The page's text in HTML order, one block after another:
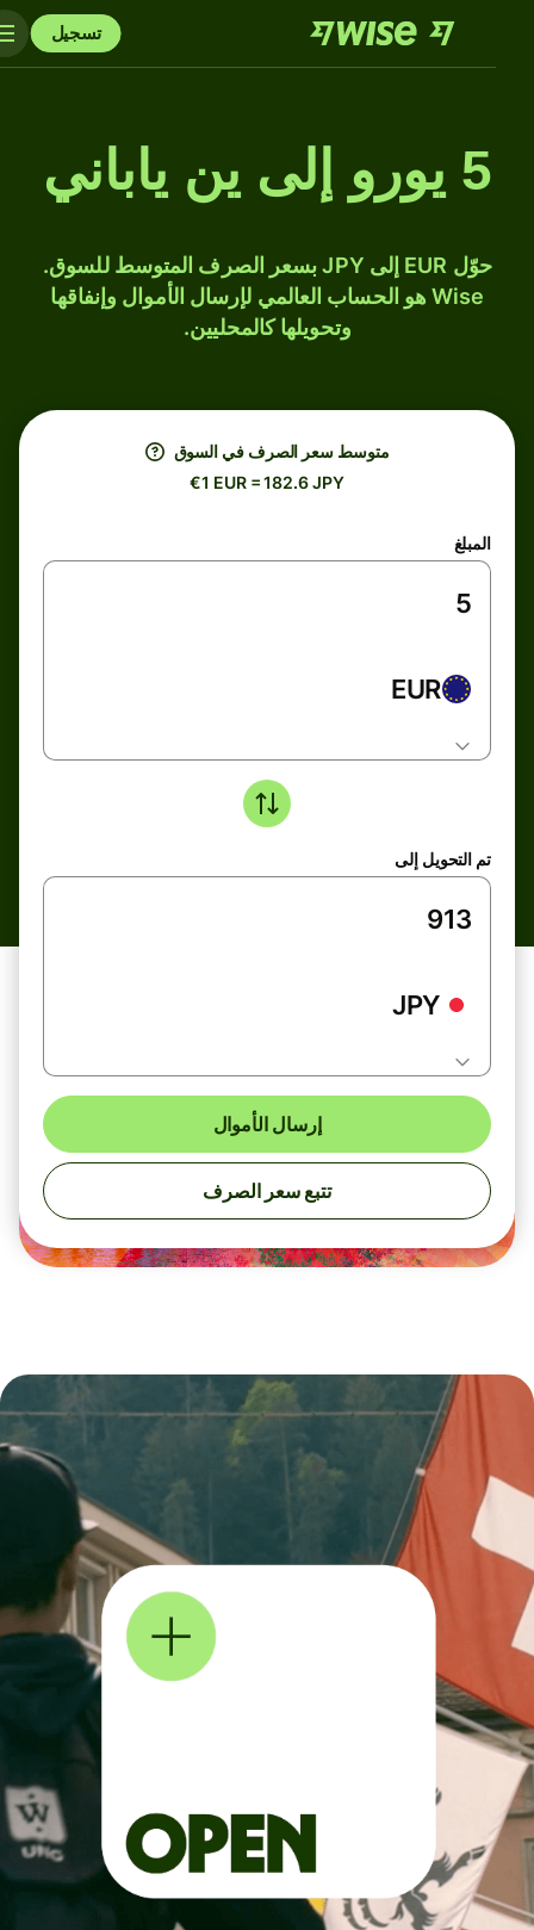
تسجيل
5 يورو إلى ين ياباني
حوّل EUR إلى JPY بسعر الصرف المتوسط للسوق.
Wise هو الحساب العالمي لإرسال الأموال وإنفاقها
وتحويلها كالمحليين.
متوسط ​​سعر الصرف في السوق
€1 EUR = 182.6 JPY
المبلغ
EUR
تم التحويل إلى
JPY
إرسال الأموال
تتبع سعر الصرف